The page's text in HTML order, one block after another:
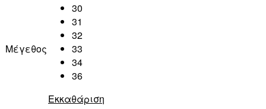
Μέγεθος
30
31
32
33
34
36
Εκκαθάριση